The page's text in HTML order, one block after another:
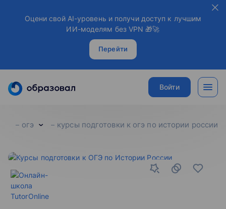
Оцени свой AI-уровень и получи доступ к лучшим
ИИ-моделям без VPN 🎁🚀
Перейти
Войти
огэ курсы подготовки к огэ по истории россии